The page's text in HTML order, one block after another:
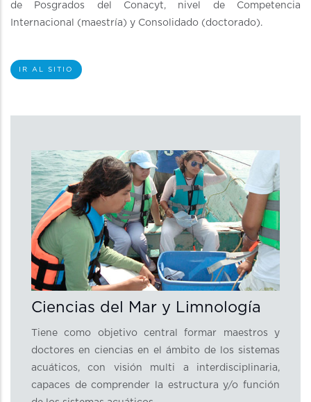
de Posgrados del Conacyt, nivel de Competencia
Internacional (maestría) y Consolidado (doctorado).
IR AL SITIO
Ciencias del Mar y Limnología
Tiene como objetivo central formar maestros y
doctores en ciencias en el ámbito de los sistemas
acuáticos, con visión multi a interdisciplinaria,
capaces de comprender la estructura y/o función